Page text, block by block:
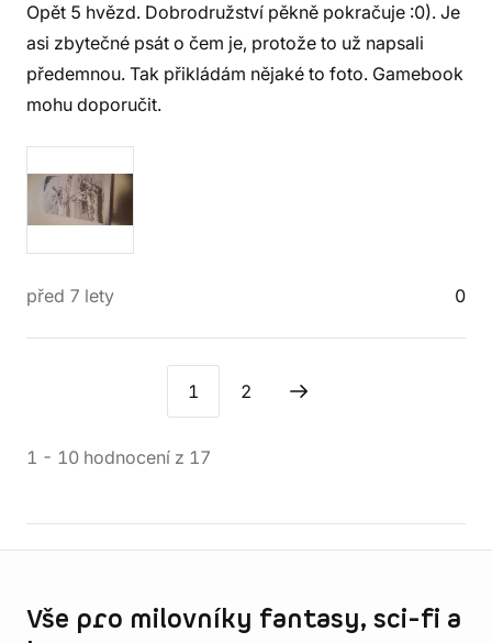
Opět 5 hvězd. Dobrodružství pěkně pokračuje :0). Je
asi zbytečné psát o čem je, protože to už napsali
předemnou. Tak přikládám nějaké to foto. Gamebook
mohu doporučit.
před 7 lety 0
1 2
1 - 10 hodnocení z 17
Vše pro milovníky fantasy, sci-fi a